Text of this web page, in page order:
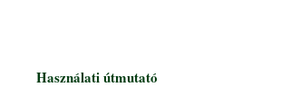
Használati útmutató